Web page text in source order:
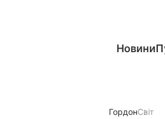
Новини
ГордонСвіт